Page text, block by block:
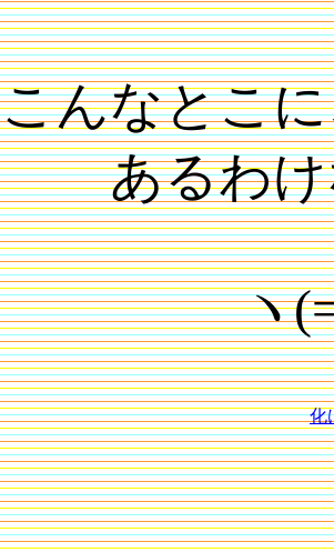
こんなとこ
あるわ
ヽ
化